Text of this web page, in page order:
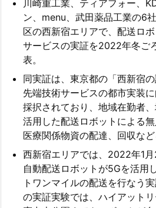
川崎重工業、ティアフォー、
ン、menu、武田薬品工業の6
区の西新宿エリアで、配送ロ
サービスの実証を2022年冬ご
表。
同実証は、東京都の「西新宿
先端技術サービスの都市実装
採択されており、地域在勤者
活用した配送ロボットによる
医療関係物資の配達、回収など
西新宿エリアでは、2022年1月
自動配送ロボットが5Gを活用
トワンマイルの配送を行なう
の実証実験では、ハイアット